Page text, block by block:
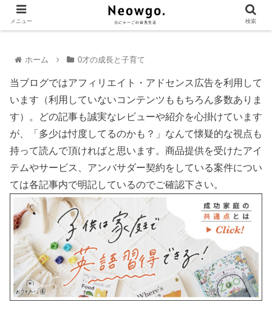
ホーム 0才の成長と子育て
当ブログではアフィリエイト・アドセンス広告を利用して
います（利用していないコンテンツももちろん多数ありま
す）。どの記事も誠実なレビューや紹介を心掛けています
が、「多少は忖度してるのかも？」なんて懐疑的な視点も
持って読んで頂ければと思います。商品提供を受けたアイ
テムやサービス、アンバサダー契約をしている案件につい
ては各記事内で明記しているのでご確認下さい。
メニュー 検索